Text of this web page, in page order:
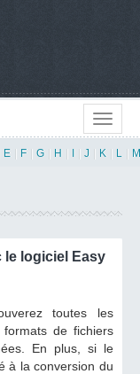
E F G H J K L M
le logiciel Easy
toutes les
de fichiers
En plus, si le
à la conversion du